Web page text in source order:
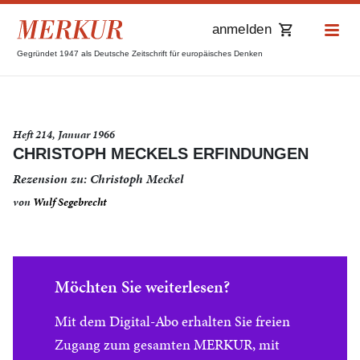
Gegründet 1947 als Deutsche Zeitschrift für europäisches Denken
anmelden
Heft 214, Januar 1966
CHRISTOPH MECKELS ERFINDUNGEN
Rezension zu: Christoph Meckel
von Wulf Segebrecht
Möchten Sie weiterlesen?
Mit dem Digital-Abo erhalten Sie freien
Zugang zum gesamten MERKUR, mit